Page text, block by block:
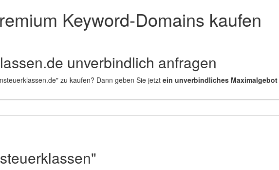
Keyword-Domains kaufen
unverbindlich anfragen
zu kaufen? Dann geben Sie jetzt ein unverbindliches Maximalgebot